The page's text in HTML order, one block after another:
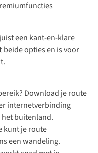
een kant-en-klare
beide opties en is voor
Download je route
internetverbinding
buitenland.
kunt je route
een wandeling.